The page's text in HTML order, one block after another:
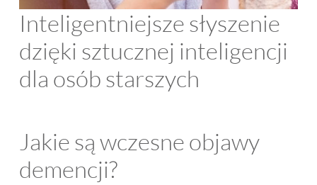
Inteligentniejsze słyszenie
dzięki sztucznej inteligencji
dla osób starszych
Jakie są wczesne objawy
demencji?